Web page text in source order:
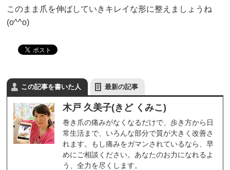
このまま爪を伸ばしていきキレイな形に整えましょうね
(o^^o)
この記事を書いた人 最新の記事
木戸 久美子(きど くみこ)
巻き爪の痛みがなくなるだけで、歩き方から日
常生活まで、いろんな部分で質が大きく改善さ
れます。もし痛みをガマンされているなら、早
めにご相談ください。あなたのお力になれるよ
う、全力を尽くします。